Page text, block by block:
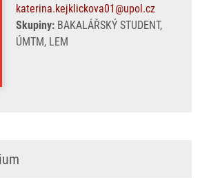
katerina.kejklickova01@upol.cz
Skupiny:BAKALÁŘSKÝ STUDENT,
ÚMTM, LEM